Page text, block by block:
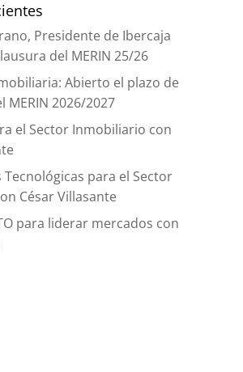
Presidente de Ibercaja
del MERIN 25/26
Abierto el plazo de
MERIN 2026/2027
el Sector Inmobiliario con
para el Sector
César Villasante
para liderar mercados con